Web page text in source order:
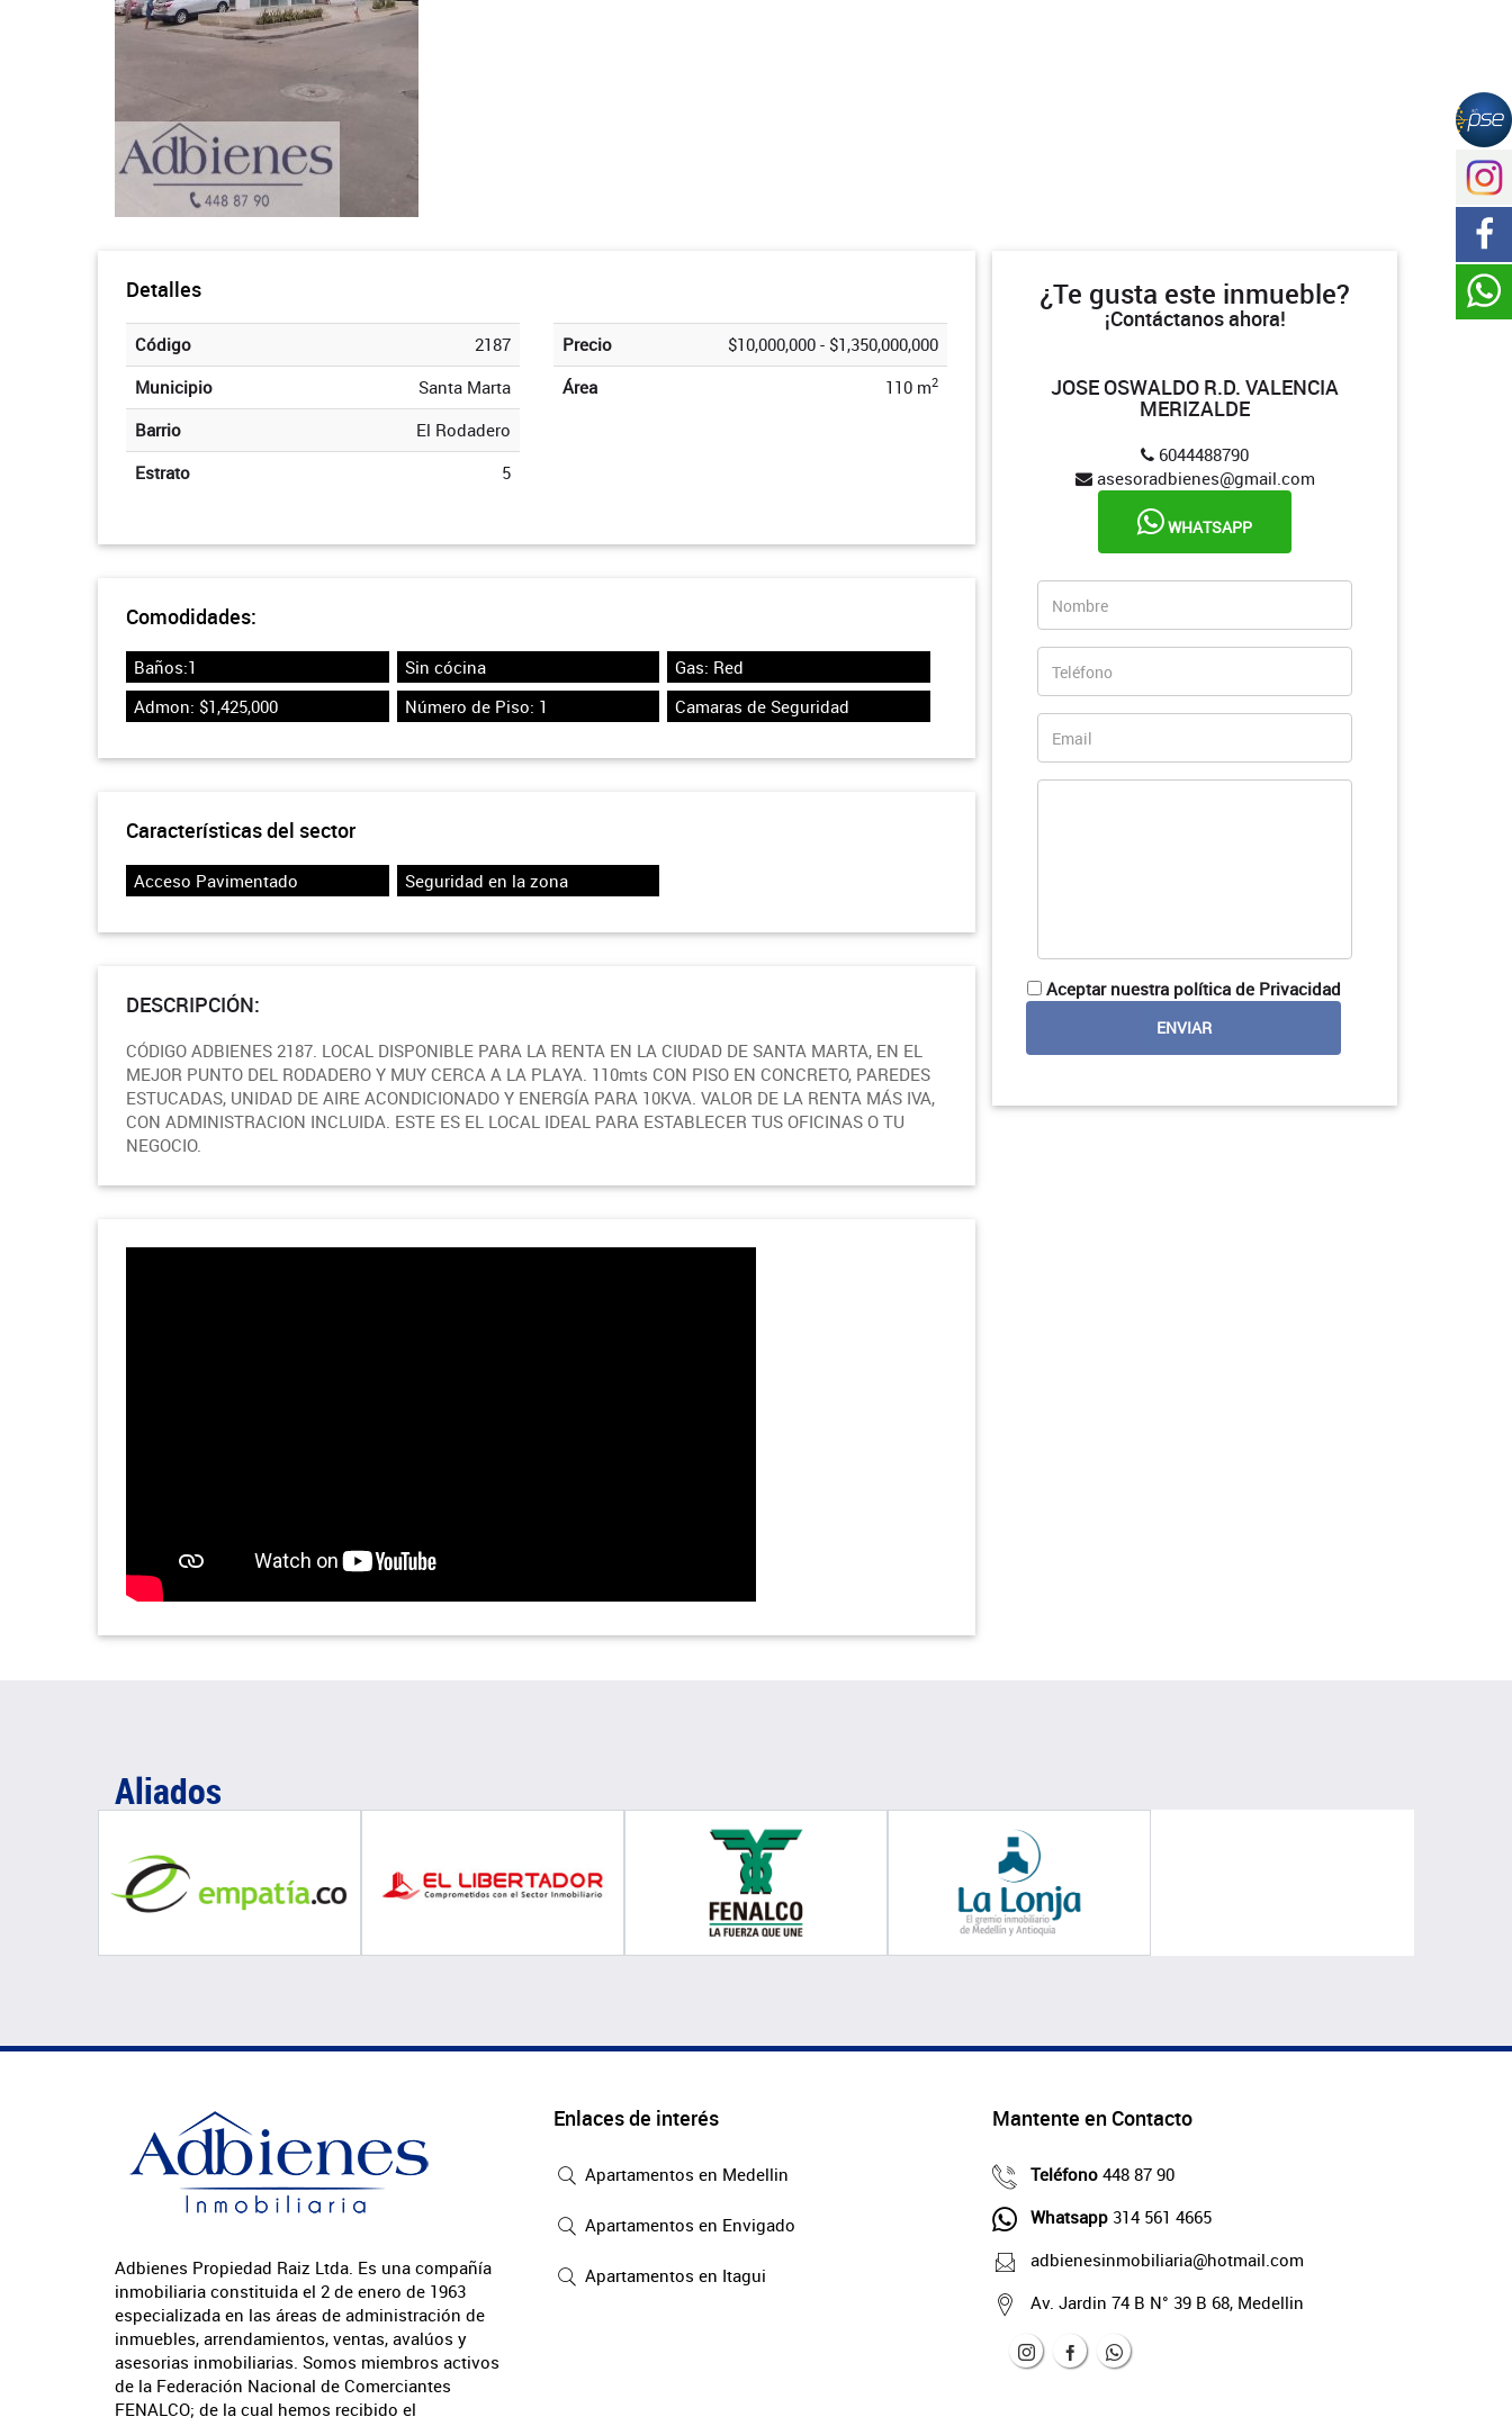
Detalles
Código
2187
Municipio
Santa Marta
Barrio
El Rodadero
Estrato
5
Precio
$10,000,000 - $1,350,000,000
Área
110 m2
Comodidades:
Baños:1 Sin cócina
Gas: Red
Admon: $1,425,000
Número de Piso: 1 Camaras de Seguridad
Características del sector
Acceso Pavimentado Seguridad en la zona
DESCRIPCIÓN:
CÓDIGO ADBIENES 2187. LOCAL DISPONIBLE PARA LA RENTA EN LA CIUDAD DE SANTA MARTA, EN EL
MEJOR PUNTO DEL RODADERO Y MUY CERCA A LA PLAYA. 110mts CON PISO EN CONCRETO, PAREDES
ESTUCADAS, UNIDAD DE AIRE ACONDICIONADO Y ENERGÍA PARA 10KVA. VALOR DE LA RENTA MÁS IVA,
CON ADMINISTRACION INCLUIDA. ESTE ES EL LOCAL IDEAL PARA ESTABLECER TUS OFICINAS O TU
NEGOCIO.
¿Te gusta este inmueble?
¡Contáctanos ahora!
JOSE OSWALDO R.D. VALENCIA
MERIZALDE
6044488790
asesoradbienes@gmail.com
WHATSAPP
Aceptar nuestra política de Privacidad
Aliados
Adbienes Propiedad Raiz Ltda. Es una compañía
inmobiliaria constituida el 2 de enero de 1963
especializada en las áreas de administración de
inmuebles, arrendamientos, ventas, avalúos y
asesorias inmobiliarias. Somos miembros activos
de la Federación Nacional de Comerciantes
FENALCO; de la cual hemos recibido el
Enlaces de interés
Apartamentos en Medellin
Apartamentos en Envigado
Apartamentos en Itagui
Mantente en Contacto
Teléfono 448 87 90
Whatsapp 314 561 4665
adbienesinmobiliaria@hotmail.com
Av. Jardin 74 B N° 39 B 68, Medellin